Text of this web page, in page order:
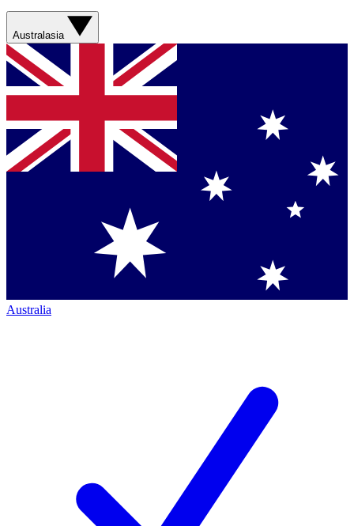
Australasia
Australia